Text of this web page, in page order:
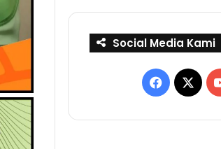
Social Media Kami
Facebook
X